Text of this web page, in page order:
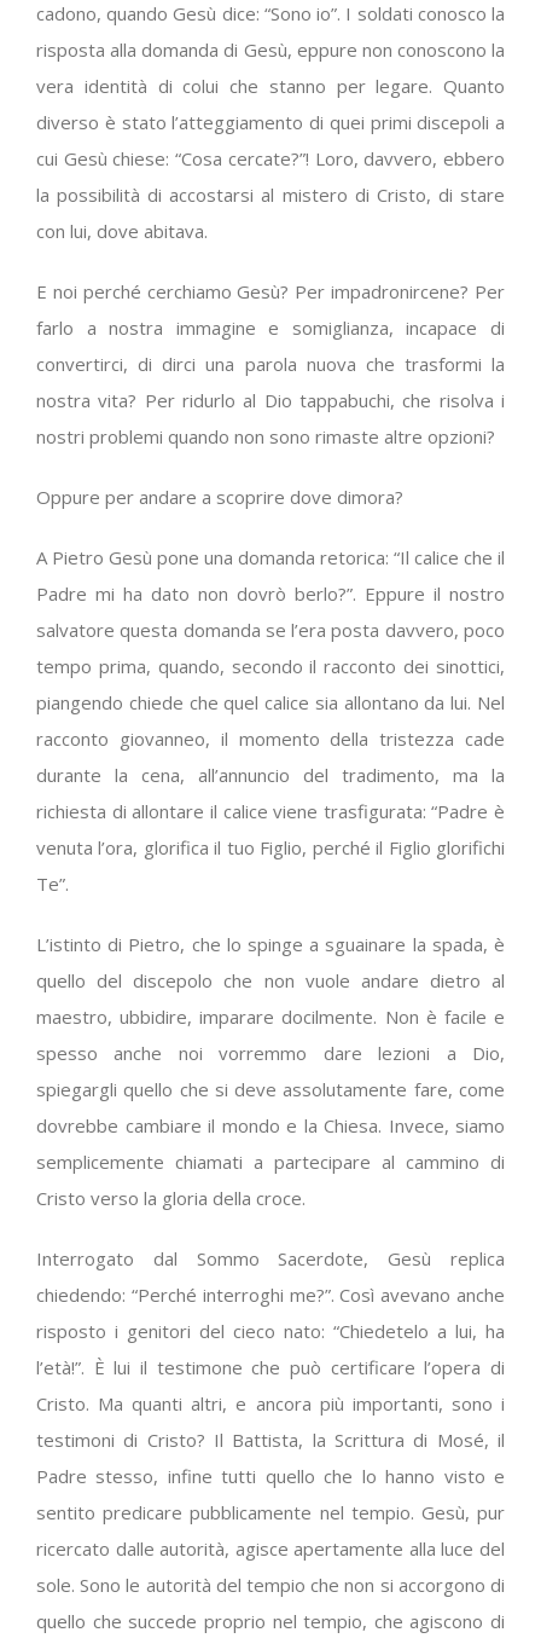
cadono, quando Gesù dice: “Sono io”. I soldati conosco la
risposta alla domanda di Gesù, eppure non conoscono la
vera identità di colui che stanno per legare. Quanto
diverso è stato l’atteggiamento di quei primi discepoli a
cui Gesù chiese: “Cosa cercate?”! Loro, davvero, ebbero
la possibilità di accostarsi al mistero di Cristo, di stare
con lui, dove abitava.
E noi perché cerchiamo Gesù? Per impadronircene? Per
farlo a nostra immagine e somiglianza, incapace di
convertirci, di dirci una parola nuova che trasformi la
nostra vita? Per ridurlo al Dio tappabuchi, che risolva i
nostri problemi quando non sono rimaste altre opzioni?
Oppure per andare a scoprire dove dimora?
A Pietro Gesù pone una domanda retorica: “Il calice che il
Padre mi ha dato non dovrò berlo?”. Eppure il nostro
salvatore questa domanda se l’era posta davvero, poco
tempo prima, quando, secondo il racconto dei sinottici,
piangendo chiede che quel calice sia allontano da lui. Nel
racconto giovanneo, il momento della tristezza cade
durante la cena, all’annuncio del tradimento, ma la
richiesta di allontare il calice viene trasfigurata: “Padre è
venuta l’ora, glorifica il tuo Figlio, perché il Figlio glorifichi
Te”.
L’istinto di Pietro, che lo spinge a sguainare la spada, è
quello del discepolo che non vuole andare dietro al
maestro, ubbidire, imparare docilmente. Non è facile e
spesso anche noi vorremmo dare lezioni a Dio,
spiegargli quello che si deve assolutamente fare, come
dovrebbe cambiare il mondo e la Chiesa. Invece, siamo
semplicemente chiamati a partecipare al cammino di
Cristo verso la gloria della croce.
Interrogato dal Sommo Sacerdote, Gesù replica
chiedendo: “Perché interroghi me?”. Così avevano anche
risposto i genitori del cieco nato: “Chiedetelo a lui, ha
l’età!”. È lui il testimone che può certificare l’opera di
Cristo. Ma quanti altri, e ancora più importanti, sono i
testimoni di Cristo? Il Battista, la Scrittura di Mosé, il
Padre stesso, infine tutti quello che lo hanno visto e
sentito predicare pubblicamente nel tempio. Gesù, pur
ricercato dalle autorità, agisce apertamente alla luce del
sole. Sono le autorità del tempio che non si accorgono di
quello che succede proprio nel tempio, che agiscono di